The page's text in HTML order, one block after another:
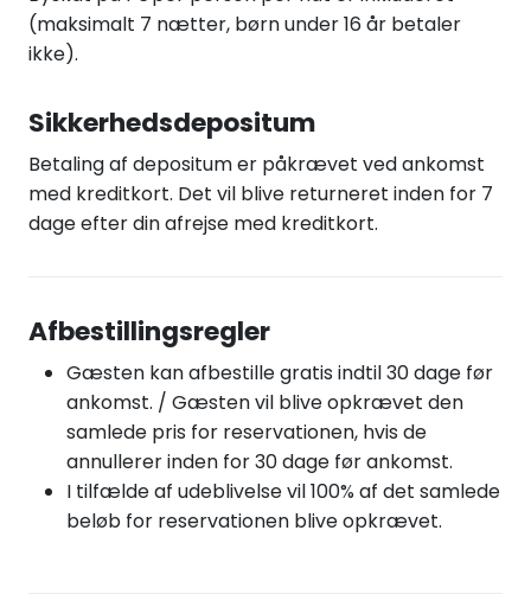
(maksimalt 7 nætter, børn under 16 år betaler
ikke).
Sikkerhedsdepositum
Betaling af depositum er påkrævet ved ankomst
med kreditkort. Det vil blive returneret inden for 7
dage efter din afrejse med kreditkort.
Afbestillingsregler
Gæsten kan afbestille gratis indtil 30 dage før
ankomst. / Gæsten vil blive opkrævet den
samlede pris for reservationen, hvis de
annullerer inden for 30 dage før ankomst.
I tilfælde af udeblivelse vil 100% af det samlede
beløb for reservationen blive opkrævet.